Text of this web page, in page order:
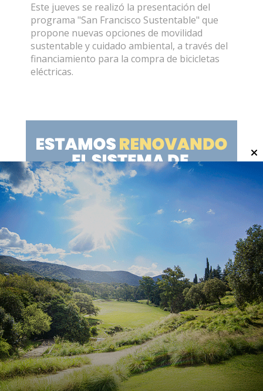
Este jueves se realizó la presentación del
programa "San Francisco Sustentable" que
propone nuevas opciones de movilidad
sustentable y cuidado ambiental, a través del
financiamiento para la compra de bicicletas
eléctricas.